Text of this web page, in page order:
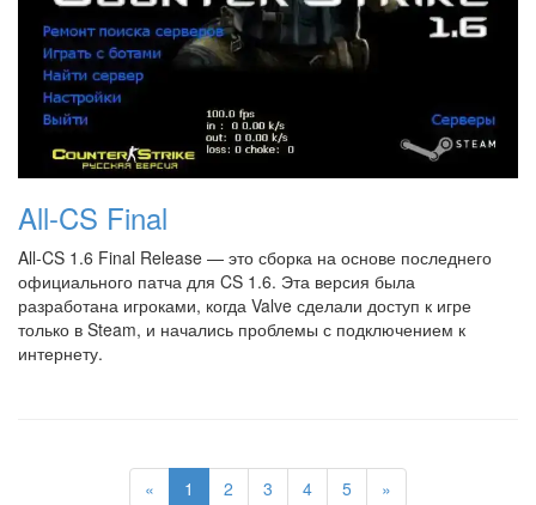
All-CS Final
All-CS 1.6 Final Release — это сборка на основе последнего
официального патча для CS 1.6. Эта версия была
разработана игроками, когда Valve сделали доступ к игре
только в Steam, и начались проблемы с подключением к
интернету.
« 1 2 3 4 5 »